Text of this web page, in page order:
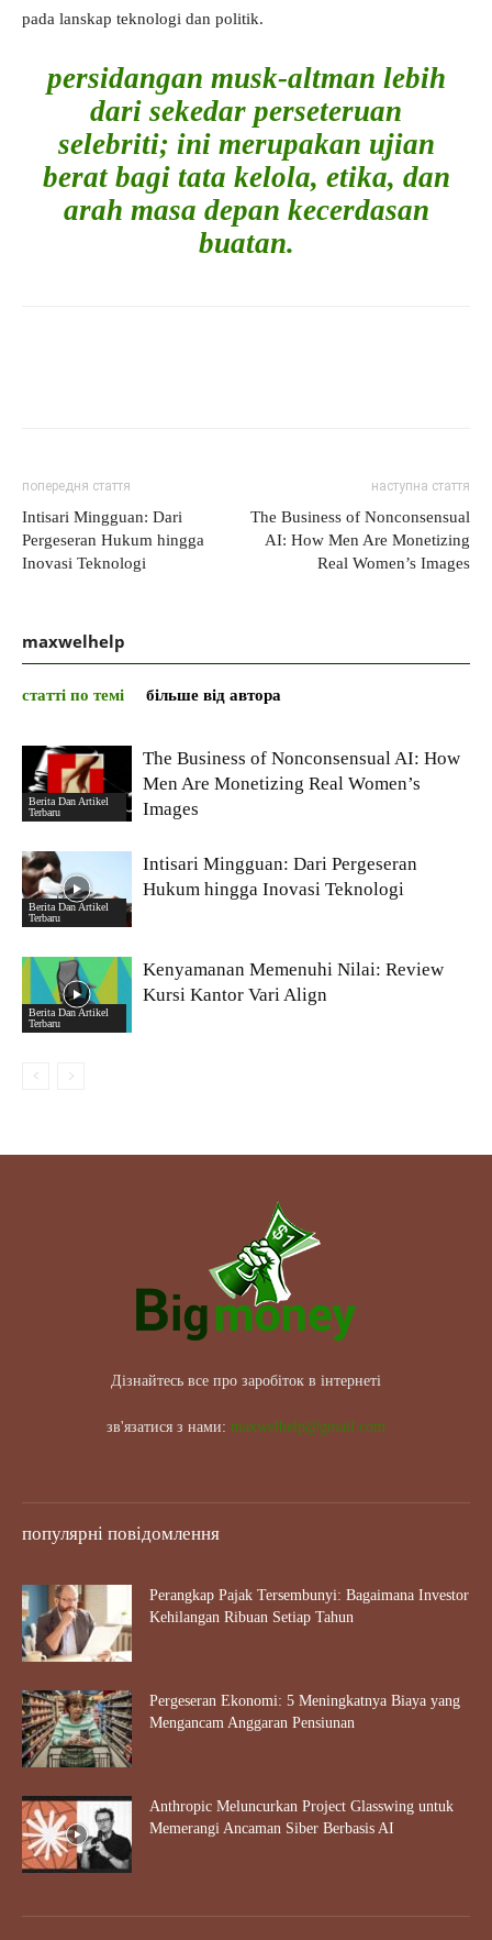
pada lanskap teknologi dan politik.
persidangan musk-altman lebih
dari sekedar perseteruan
selebriti; ini merupakan ujian
berat bagi tata kelola, etika, dan
arah masa depan kecerdasan
buatan.
попередня стаття
Intisari Mingguan: Dari
Pergeseran Hukum hingga
Inovasi Teknologi
наступна стаття
The Business of Nonconsensual
AI: How Men Are Monetizing
Real Women’s Images
maxwelhelp
статті по темі більше від автора
Berita Dan Artikel
Terbaru
The Business of Nonconsensual AI: How
Men Are Monetizing Real Women’s
Images
Berita Dan Artikel
Terbaru
Intisari Mingguan: Dari Pergeseran
Hukum hingga Inovasi Teknologi
Berita Dan Artikel
Terbaru
Kenyamanan Memenuhi Nilai: Review
Kursi Kantor Vari Align
Дізнайтесь все про заробіток в інтернеті
зв'язатися з нами: maxwelhelp@gmail.com
популярні повідомлення
Perangkap Pajak Tersembunyi: Bagaimana Investor
Kehilangan Ribuan Setiap Tahun
Pergeseran Ekonomi: 5 Meningkatnya Biaya yang
Mengancam Anggaran Pensiunan
Anthropic Meluncurkan Project Glasswing untuk
Memerangi Ancaman Siber Berbasis AI